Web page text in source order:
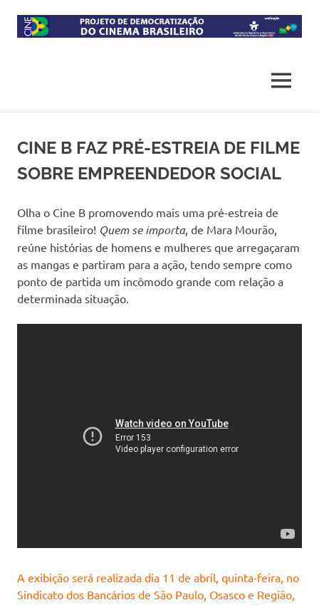
content
brasileiro
MENU
CINE B FAZ PRÉ-ESTREIA DE FILME
SOBRE EMPREENDEDOR SOCIAL
Olha o Cine B promovendo mais uma pré-estreia de
filme brasileiro! Quem se importa, de Mara Mourão,
reúne histórias de homens e mulheres que arregaçaram
as mangas e partiram para a ação, tendo sempre como
ponto de partida um incômodo grande com relação a
determinada situação.
A exibição será realizada dia 11 de abril, quinta-feira, no
Sindicato dos Bancários de São Paulo, Osasco e Região,